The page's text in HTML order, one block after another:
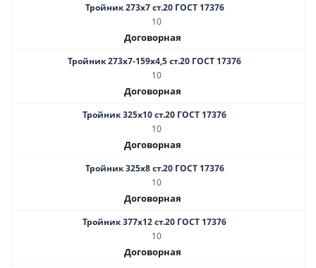
Тройник 273х7 ст.20 ГОСТ 17376
10
Договорная
Тройник 273х7-159х4,5 ст.20 ГОСТ 17376
10
Договорная
Тройник 325х10 ст.20 ГОСТ 17376
10
Договорная
Тройник 325х8 ст.20 ГОСТ 17376
10
Договорная
Тройник 377х12 ст.20 ГОСТ 17376
10
Договорная